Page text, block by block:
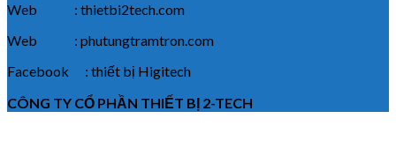
Web : thietbi2tech.com
Web : phutungtramtron.com
Facebook : thiết bị Higitech
CÔNG TY CỔ PHẦN THIẾT BỊ 2-TECH